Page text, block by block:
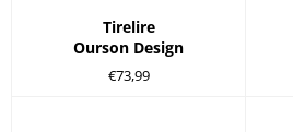
Tirelire
Ourson Design
Prix
€73,99